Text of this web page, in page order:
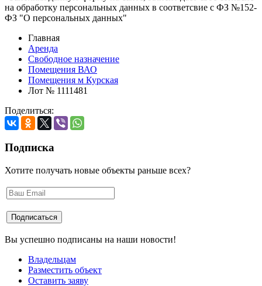
на обработку персональных данных в соответсвие с ФЗ №152-
ФЗ "О персональных данных"
Главная
Аренда
Свободное назначение
Помещения ВАО
Помещения м Курская
Лот № 1111481
Поделиться:
Подписка
Хотите получать новые объекты раньше всех?
Вы успешно подписаны на наши новости!
Владельцам
Разместить объект
Оставить заяву